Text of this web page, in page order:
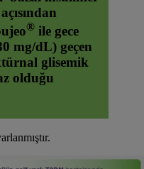
® ile gece
mg/dL) geçen
glisemik
olduğu